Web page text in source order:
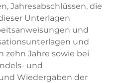
Jahresabschlüssen, die
Unterlagen
und
und
zehn Jahre sowie bei
und
Wiedergaben der